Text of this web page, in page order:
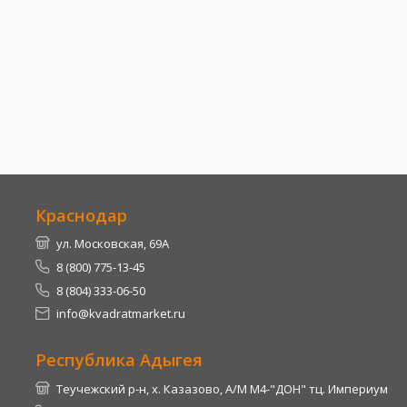
Краснодар
ул. Московская, 69А
8 (800) 775-13-45
8 (804) 333-06-50
info@kvadratmarket.ru
Республика Адыгея
Теучежский р-н, х. Казазово, А/М М4-"ДОН" тц. Империум